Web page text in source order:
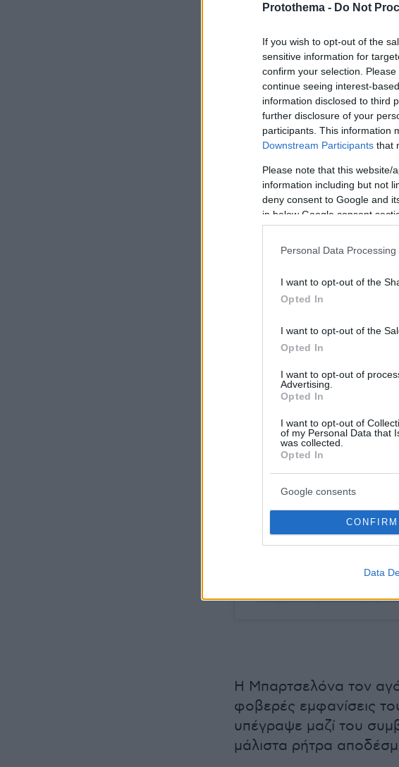
Protothema - Do Not
If you wish to opt-out of the
sensitive information for
confirm your selection.
continue seeing interest-
information disclosed to third
further disclosure of your
participants. This information
Downstream Participants that
Please note that this website/
information including but not
deny consent to Google and
in below Google consent
Personal Data
I want to opt-out of the
Opted In
I want to opt-out of the
Opted In
I want to opt-out of
Advertising.
Opted In
I want to opt-out of
of my Personal Data that
was collected.
Opted In
Google consents
CONFIRM
Data
Η δημοσίευση κοινοποιήθηκε
Δείτε αυτή τη δημοσίευση στο
Η δημοσίευση κοινοποιήθηκε
Η Μπαρτσελόνα τον
φοβερές εμφανίσεις
υπέγραψε μαζί του
μάλιστα ρήτρα